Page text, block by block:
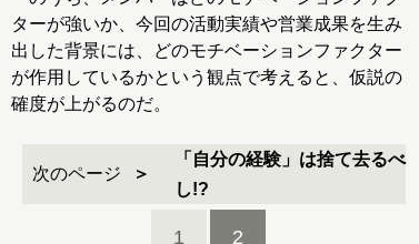
ターが強いか、今回の活動実績や営業成果を生み
出した背景には、どのモチベーションファクター
が作用しているかという観点で考えると、仮説の
確度が上がるのだ。
次のページ
「自分の経験」は捨て去るべ
し!?
1 2